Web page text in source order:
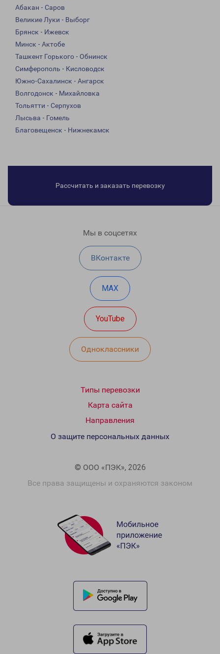
Абакан - Саров
Великие Луки - Выборг
Брянск - Ижевск
Минск - Актобе
Ташкент Горького - Обнинск
Симферополь - Кисловодск
Южно-Сахалинск - Ангарск
Волгодонск - Михайловка
Тольятти - Серпухов
Лысьва - Гомель
Благовещенск - Нижнекамск
Рассчитать и заказать перевозку
Мы в соцсетях
ВКонтакте
MAX
YouTube
Одноклассники
Типы перевозки
Карта сайта
Направления
© ООО «ПЭК», 2026
Все права защищены и охраняются законом
О защите персональных данных